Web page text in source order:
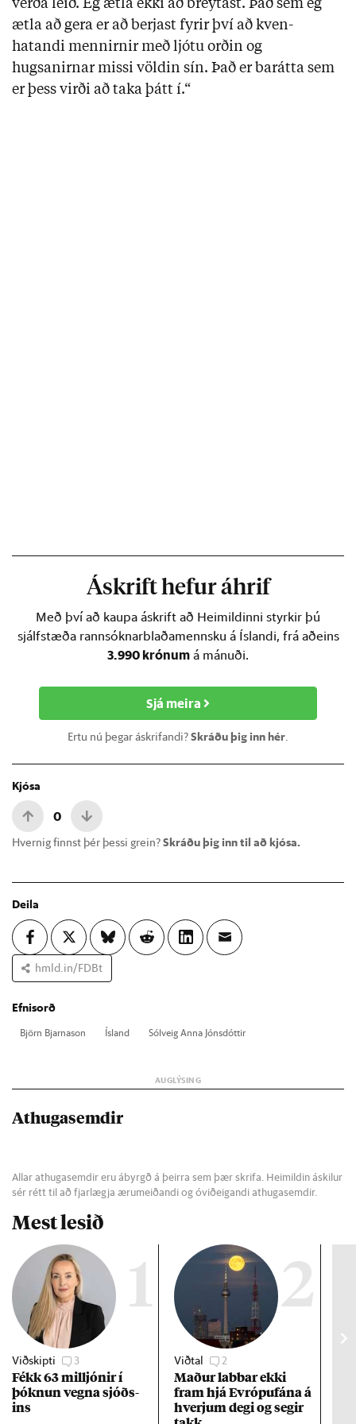
verða leið. Ég ætla ekki að breytast. Það sem ég
ætla að gera er að berjast fyrir því að kven-
hatandi mennirnir með ljótu orðin og
hugsanirnar missi völdin sín. Það er barátta sem
er þess virði að taka þátt í.“
Áskrift hefur áhrif
Með því að kaupa áskrift að Heimildinni styrkir þú
sjálfstæða rannsóknarblaðamennsku á Íslandi, frá aðeins
3.990 krónum á mánuði.
Sjá meira
Ertu nú þegar áskrifandi?Skráðu þig inn hér.
Kjósa
0
Hvernig finnst þér þessi grein?Skráðu þig inn til að kjósa.
Deila
hmld.in/FDBt
Efnisorð
Björn Bjarna­son Ís­land Sól­veig Anna Jóns­dótt­ir
Athugasemdir
Allar athugasemdir eru ábyrgð á þeirra sem þær skrifa. Heimildin áskilur
sér rétt til að fjarlægja ærumeiðandi og óviðeigandi athugasemdir.
Mest lesið
1
Viðskipti 3
Fékk 63 millj­ón­ir í
þókn­un vegna sjóðs­
ins
2
Viðtal 2
Mað­ur labb­ar ekki
fram hjá Evr­ópuf­ána á
hverj­um degi og seg­ir